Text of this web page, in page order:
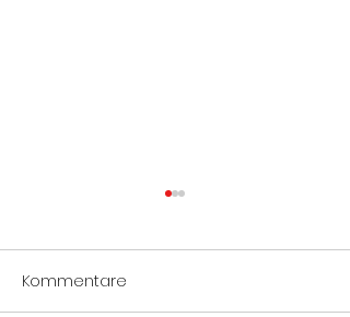
Kommentare